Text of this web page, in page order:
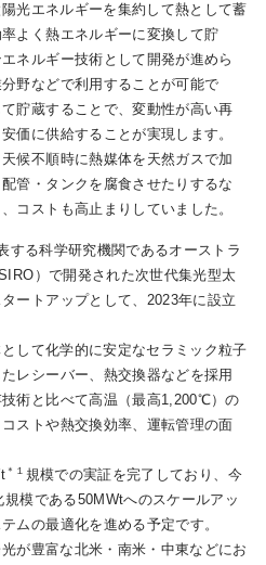
業用のお客さま
せ English
光エネルギーを集約して熱として蓄
よく熱エネルギーに変換して貯
ネルギー技術として開発が進めら
野などで利用することが可能で
貯蔵することで、変動性が高い再
価に供給することが実現します。
候不順時に熱媒体を天然ガスで加
管・タンクを腐食させたりするな
コストも高止まりしていました。
る科学研究機関であるオーストラ
）で開発された次世代集光型太
ートアップとして、2023年に設立
して化学的に安定なセラミック粒子
レシーバー、熱交換器などを採用
術と比べて高温（最高1,200℃）の
ストや熱交換効率、運転管理の面
＊１ 規模での実証を完了しており、今
模である50MWtへのスケールアッ
ムの最適化を進める予定です。
が豊富な北米・南米・中東などにお